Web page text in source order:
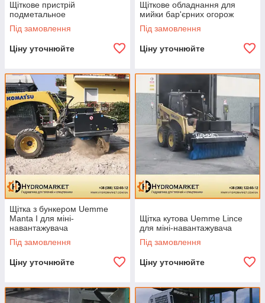
Щіткове пристрій
подметальное
Під замовлення
Ціну уточнюйте
Щіткове обладнання для
мийки бар'єрних огорож
Під замовлення
Ціну уточнюйте
Щітка з бункером Uemme
Manta I для міні-
навантажувача
Під замовлення
Ціну уточнюйте
Щітка кутова Uemme Lince
для міні-навантажувача
Під замовлення
Ціну уточнюйте